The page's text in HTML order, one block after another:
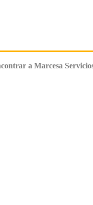
a Marcesa